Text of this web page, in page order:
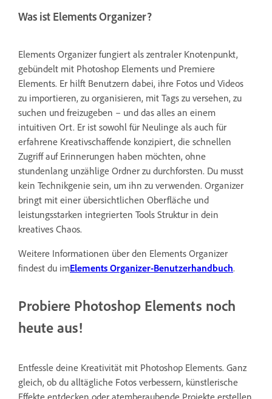
Was ist Elements Organizer?
Elements Organizer fungiert als zentraler Knotenpunkt,
gebündelt mit Photoshop Elements und Premiere
Elements. Er hilft Benutzern dabei, ihre Fotos und Videos
zu importieren, zu organisieren, mit Tags zu versehen, zu
suchen und freizugeben – und das alles an einem
intuitiven Ort. Er ist sowohl für Neulinge als auch für
erfahrene Kreativschaffende konzipiert, die schnellen
Zugriff auf Erinnerungen haben möchten, ohne
stundenlang unzählige Ordner zu durchforsten. Du musst
kein Technikgenie sein, um ihn zu verwenden. Organizer
bringt mit einer übersichtlichen Oberfläche und
leistungsstarken integrierten Tools Struktur in dein
kreatives Chaos.
Weitere Informationen über den Elements Organizer
findest du imElements Organizer-Benutzerhandbuch.
Probiere Photoshop Elements noch
heute aus!
Entfessle deine Kreativität mit Photoshop Elements. Ganz
gleich, ob du alltägliche Fotos verbessern, künstlerische
Effekte entdecken oder atemberaubende Projekte erstellen